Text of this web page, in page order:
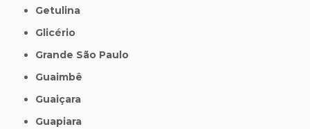
Getulina
Glicério
Grande São Paulo
Guaimbê
Guaiçara
Guapiara